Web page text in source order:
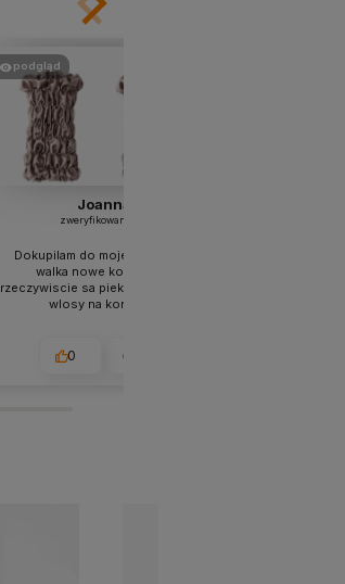
podgląd
Joanna
zweryfikowano
Dokupilam do mojego starego
walka nowe koncowki i
rzeczywiscie sa pieknie zakrecone
wlosy na koncach.
0